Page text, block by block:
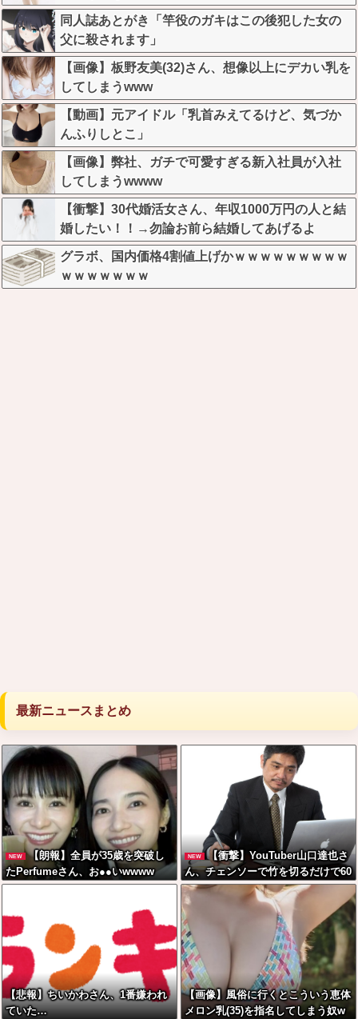
同人誌あとがき「竿役のガキはこの後犯した女の
父に殺されます」
【画像】板野友美(32)さん、想像以上にデカい乳を
してしまうwww
【動画】元アイドル「乳首みえてるけど、気づか
んふりしとこ」
【画像】弊社、ガチで可愛すぎる新入社員が入社
してしまうwwww
【衝撃】30代婚活女さん、年収1000万円の人と結
婚したい！！→勿論お前ら結婚してあげるよ
な？？？？？？？
グラボ、国内価格4割値上げかｗｗｗｗｗｗｗｗｗ
ｗｗｗｗｗｗｗ
最新ニュースまとめ
NEW
【朗報】全員が35歳を突破し
たPerfumeさん、お●●いwwww
NEW
【衝撃】YouTuber山口達也さ
ん、チェンソーで竹を切るだけで60
0万再生を突破してしまう←正直、
こう言うのでいいんだよなw w w w
w w w w
【悲報】ちいかわさん、1番嫌われ
ていた…
【画像】風俗に行くとこういう恵体
メロン乳(35)を指名してしまう奴w